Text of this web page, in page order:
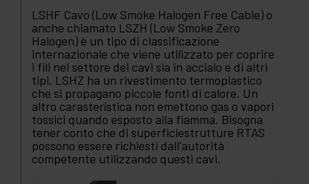
LSHF Cavo (Low Smoke Halogen Free Cable) o
anche chiamato LSZH (Low Smoke Zero
Halogen) è un tipo di classificazione
internazionale che viene utilizzato per coprire
i fili nel settore dei cavi sia in acciaio e di altri
tipi. LSHZ ha un rivestimento termoplastico
che si propagano piccole fonti di calore. Un
altro carasterística non emettono gas o vapori
tossici quando esposto alla fiamma. Bisogna
tener conto che di superficiestrutture RTAS
possono essere richiesti dall'autorità
competente utilizzando questi cavi.